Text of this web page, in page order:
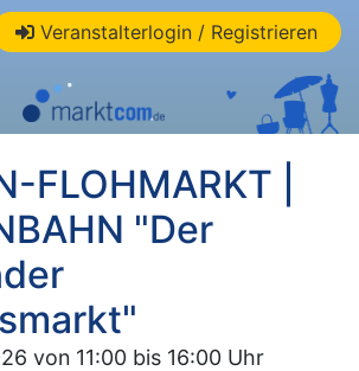
Veranstalterlogin / Registrieren
FLOHMARKT |
"Der
von 11:00 bis 16:00 Uhr